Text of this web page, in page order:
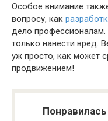
Особое внимание
вопросу, как
дело профессионалам.
только нанести вред.
уж просто, как может
продвижением!